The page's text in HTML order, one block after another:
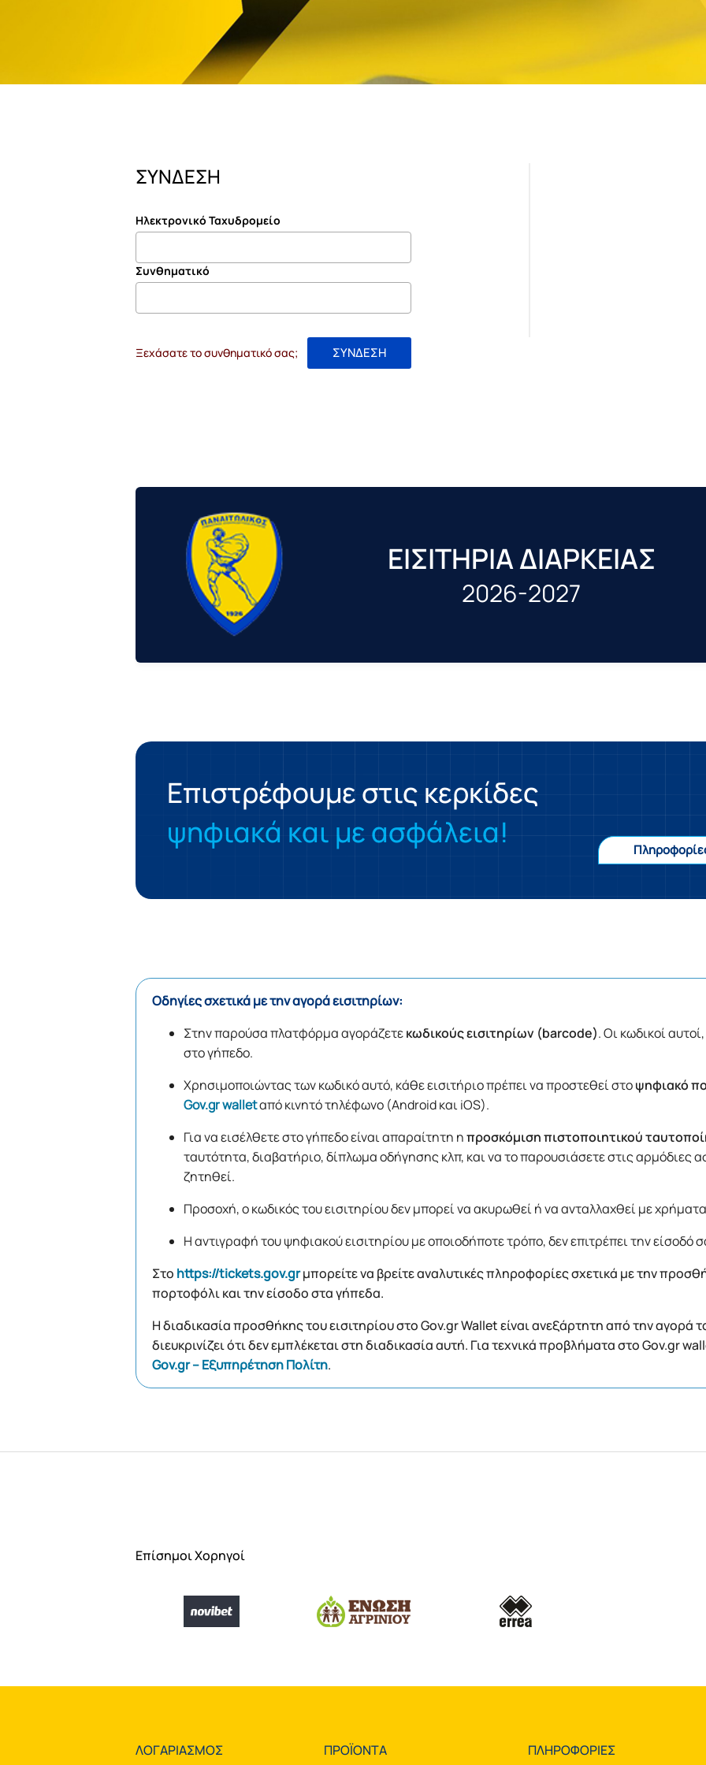
ΣΥΝΔΕΣΗ
Ηλεκτρονικό Ταχυδρομείο
Συνθηματικό
Ξεχάσατε το συνθηματικό σας; ΣΥΝΔΕΣΗ
ΕΙΣΙΤΗΡΙΑ ΔΙΑΡΚΕΙΑΣ
2026-2027
Επιστρέφουμε στις κερκίδες
ψηφιακά και με ασφάλεια!
Οδηγίες σχετικά με την αγορά εισιτηρίων:
Στην παρούσα πλατφόρμα αγοράζετεκωδικούς εισιτηρίων (barcode). Οι κωδικοί
στο γήπεδο.
Χρησιμοποιώντας των κωδικό αυτό, κάθε εισιτήριο πρέπει να προστεθεί στοψηφιακό
Gov.gr walletαπό κινητό τηλέφωνο (Android και iOS).
Για να εισέλθετε στο γήπεδο είναι απαραίτητη ηπροσκόμιση πιστοποιητικού
ταυτότητα, διαβατήριο, δίπλωμα οδήγησης κλπ, και να το παρουσιάσετε στις αρμόδιες
ζητηθεί.
Προσοχή, ο κωδικός του εισιτηρίου δεν μπορεί να ακυρωθεί ή να ανταλλαχθεί με
Η αντιγραφή του ψηφιακού εισιτηρίου με οποιοδήποτε τρόπο, δεν επιτρέπει την είσοδό
Στο https://tickets.gov.grμπορείτε να βρείτε αναλυτικές πληροφορίες σχετικά με την
πορτοφόλι και την είσοδο στα γήπεδα.
Η διαδικασία προσθήκης του εισιτηρίου στο Gov.gr Wallet είναι ανεξάρτητη από την αγορά
διευκρινίζει ότι δεν εμπλέκεται στη διαδικασία αυτή. Για τεχνικά προβλήματα στο Gov.gr
Gov.gr – Εξυπηρέτηση Πολίτη.
Επίσημοι Χορηγοί
ΛΟΓΑΡΙΑΣΜΟΣ ΠΡΟΪΟΝΤΑ ΠΛΗΡΟΦΟΡΙΕΣ